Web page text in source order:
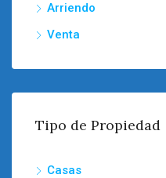
Arriendo
Venta
Tipo de Propiedad
Casas